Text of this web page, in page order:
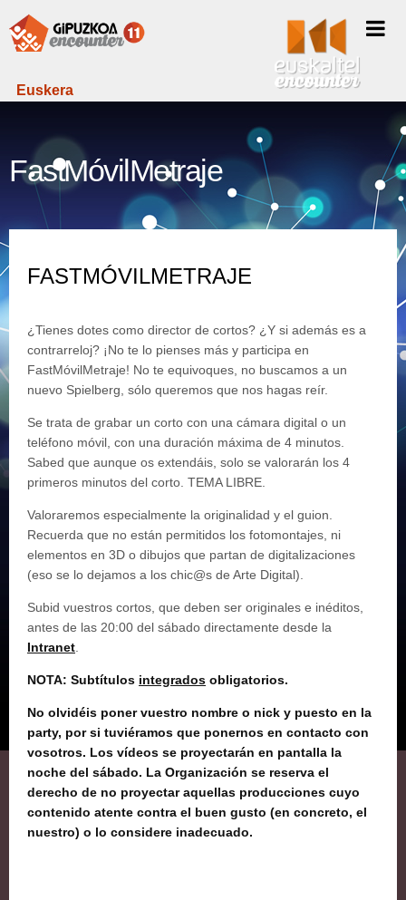
Euskera
FastMóvilMetraje
FASTMÓVILMETRAJE
¿Tienes dotes como director de cortos? ¿Y si además es a
contrarreloj? ¡No te lo pienses más y participa en
FastMóvilMetraje! No te equivoques, no buscamos a un
nuevo Spielberg, sólo queremos que nos hagas reír.
Se trata de grabar un corto con una cámara digital o un
teléfono móvil, con una duración máxima de 4 minutos.
Sabed que aunque os extendáis, solo se valorarán los 4
primeros minutos del corto. TEMA LIBRE.
Valoraremos especialmente la originalidad y el guion.
Recuerda que no están permitidos los fotomontajes, ni
elementos en 3D o dibujos que partan de digitalizaciones
(eso se lo dejamos a los chic@s de Arte Digital).
Subid vuestros cortos, que deben ser originales e inéditos,
antes de las 20:00 del sábado directamente desde la
Intranet
NOTA: Subtítulos integrados obligatorios.
No olvidéis poner vuestro nombre o nick y puesto en la
party, por si tuviéramos que ponernos en contacto con
vosotros. Los vídeos se proyectarán en pantalla la
noche del sábado. La Organización se reserva el
derecho de no proyectar aquellas producciones cuyo
contenido atente contra el buen gusto (en concreto, el
nuestro) o lo considere inadecuado.